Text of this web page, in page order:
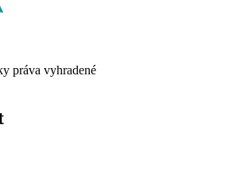
práva vyhradené